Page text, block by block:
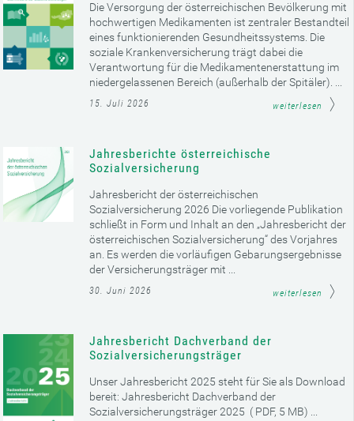
Die Versorgung der österreichischen Bevölkerung mit
hochwertigen Medikamenten ist zentraler Bestandteil
eines funktionierenden Gesundheitssystems. Die
soziale Krankenversicherung trägt dabei die
Verantwortung für die Medikamentenerstattung im
niedergelassenen Bereich (außerhalb der Spitäler). ...
15. Juli 2026 weiterlesen
Jahresberichte österreichische
Sozialversicherung
Jahresbericht der österreichischen
Sozialversicherung 2026 Die vorliegende Publikation
schließt in Form und Inhalt an den „Jahresbericht der
österreichischen Sozialversicherung“ des Vorjahres
an. Es werden die vorläufigen Gebarungsergebnisse
der Versicherungsträger mit ...
30. Juni 2026 weiterlesen
Jahresbericht Dachverband der
Sozialversicherungsträger
Unser Jahresbericht 2025 steht für Sie als Download
bereit: Jahresbericht Dachverband der
Sozialversicherungsträger 2025 ( PDF, 5 MB) ...